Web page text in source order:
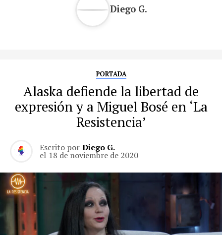
Diego G.
PORTADA
Alaska defiende la libertad de
expresión y a Miguel Bosé en ‘La
Resistencia’
Escrito por Diego G.
el 18 de noviembre de 2020